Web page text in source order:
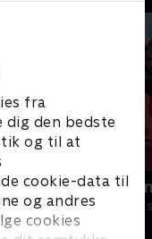
fra
den bedste
og til at
cookie-data til
og andres
cookies
Rasmus
Børneserier • 3